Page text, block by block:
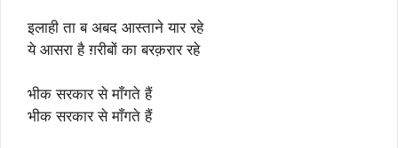
इलाही ता ब अबद आस्ताने यार रहे
ये आसरा है ग़रीबों का बरक़रार रहे
भीक सरकार से माँगते हैं
भीक सरकार से माँगते हैं